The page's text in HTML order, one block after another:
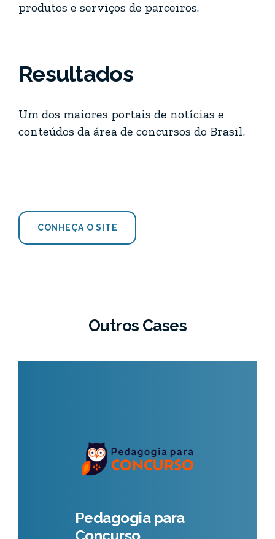
produtos e serviços de parceiros.
Resultados
Um dos maiores portais de notícias e
conteúdos da área de concursos do Brasil.
CONHEÇA O SITE
Outros Cases
Pedagogia para